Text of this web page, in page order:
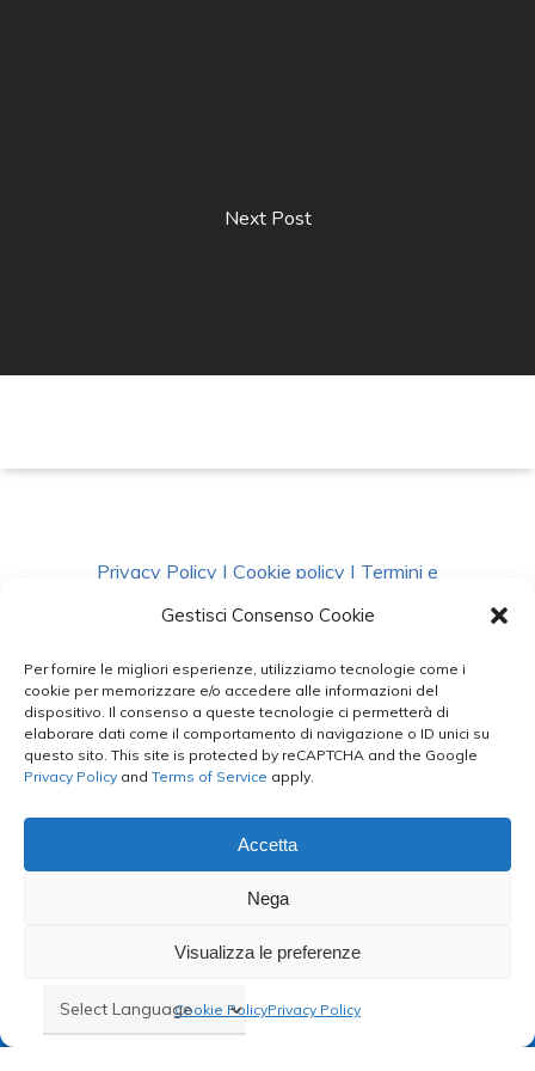
Gestisci Consenso Cookie
Per fornire le migliori esperienze, utilizziamo tecnologie come i
cookie per memorizzare e/o accedere alle informazioni del
dispositivo. Il consenso a queste tecnologie ci permetterà di
elaborare dati come il comportamento di navigazione o ID unici su
questo sito. This site is protected by reCAPTCHA and the Google
Privacy Policy and Terms of Service apply.
Accetta
Nega
Visualizza le preferenze
Cookie PolicyPrivacy Policy
Next Post
Privacy Policy | Cookie policy | Termini e
Condizioni|Richiedi Dati
facebook instagram whatsappphone
email
Le Bontà del Capo ©